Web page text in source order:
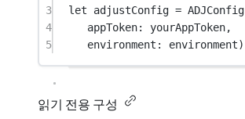
3
let adjustConfig = ADJConfig
4
appToken: yourAppToken,
5
environment : environment)
읽기 전용 구성